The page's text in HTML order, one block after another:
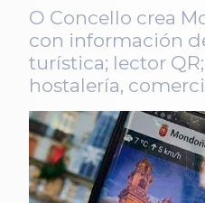
O Concello crea
con información
turística; lector
hostalería,